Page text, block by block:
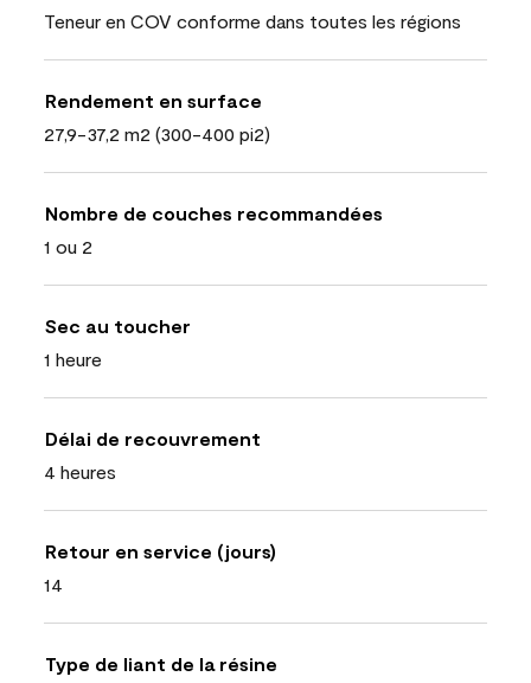
Teneur en COV conforme dans toutes les régions
Rendement en surface
27,9-37,2 m2 (300-400 pi2)
Nombre de couches recommandées
1 ou 2
Sec au toucher
1 heure
Délai de recouvrement
4 heures
Retour en service (jours)
14
Type de liant de la résine